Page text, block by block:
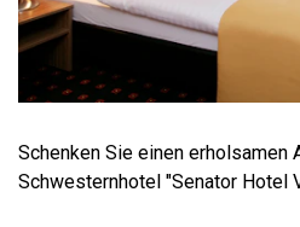
Schenken Sie einen erholsamen
Schwesternhotel "Senator Hotel